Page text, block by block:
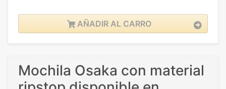
AÑADIR AL CARRO
Mochila Osaka con material